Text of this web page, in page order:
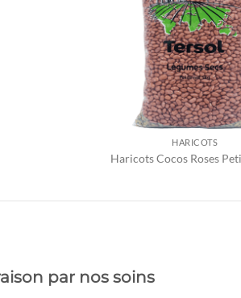
HARICOTS
Haricots Cocos Roses
par nos soins